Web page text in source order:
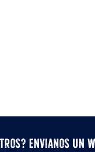
Envianos un